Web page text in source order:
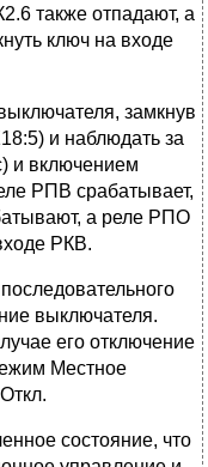
также отпадают, а
ключ на входе
замкнув
и наблюдать за
и включением
РПВ срабатывает,
а реле РПО
РКВ.
выключателя.
его отключение
Местное
состояние, что